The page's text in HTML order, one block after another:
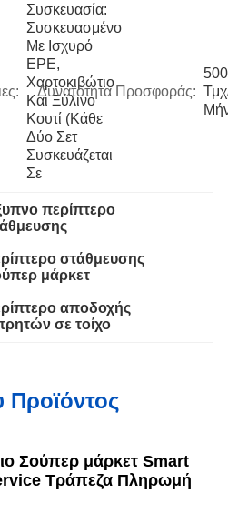
Συσκευασία:
Συσκευασμένο
Με Ισχυρό
EPE,
Χαρτοκιβώτιο
Και Ξύλινο
Κουτί (Κάθε
Δύο Σετ
Συσκευάζεται
Σε
Δυνατότητα Προσφοράς:
500
περίπτερο
στάθμευσης
μάρκετ
αποδοχής
σε τοίχο
Προϊόντος
Σούπερ μάρκετ Smart
Τράπεζα Πληρωμή